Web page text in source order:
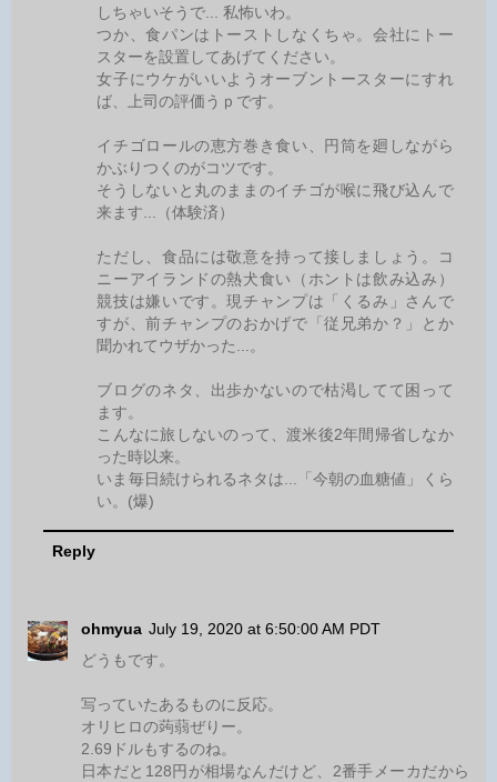
しちゃいそうで... 私怖いわ。
つか、食パンはトーストしなくちゃ。会社にトー
スターを設置してあげてください。
女子にウケがいいようオーブントースターにすれ
ば、上司の評価うｐです。
イチゴロールの恵方巻き食い、円筒を廻しながら
かぶりつくのがコツです。
そうしないと丸のままのイチゴが喉に飛び込んで
来ます...（体験済）
ただし、食品には敬意を持って接しましょう。コ
ニーアイランドの熱犬食い（ホントは飲み込み）
競技は嫌いです。現チャンプは「くるみ」さんで
すが、前チャンプのおかげで「従兄弟か？」とか
聞かれてウザかった...。
ブログのネタ、出歩かないので枯渇してて困って
ます。
こんなに旅しないのって、渡米後2年間帰省しなか
った時以来。
いま毎日続けられるネタは...「今朝の血糖値」くら
い。(爆)
Reply
ohmyua July 19, 2020 at 6:50:00 AM PDT
どうもです。
写っていたあるものに反応。
オリヒロの蒟蒻ぜりー。
2.69ドルもするのね。
日本だと128円が相場なんだけど、2番手メーカだから